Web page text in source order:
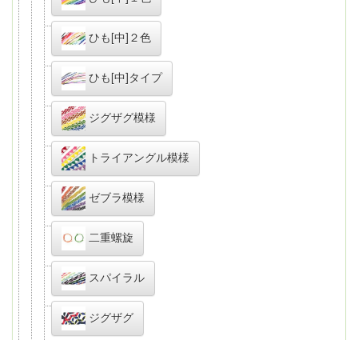
ひも[中]２色
ひも[中]タイプ
ジグザグ模様
トライアングル模様
ゼブラ模様
二重螺旋
スパイラル
ジグザグ